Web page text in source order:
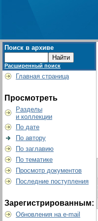
Поиск в архиве
Расширенный поиск
Главная страница
Просмотреть
Разделы
и коллекции
По дате
По автору
По заглавию
По тематике
Просмотр документов
Последние поступления
Зарегистрированным:
Обновления на e-mail